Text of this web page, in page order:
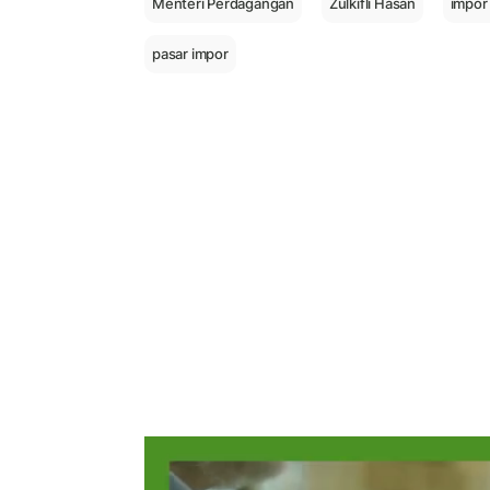
pasar impor